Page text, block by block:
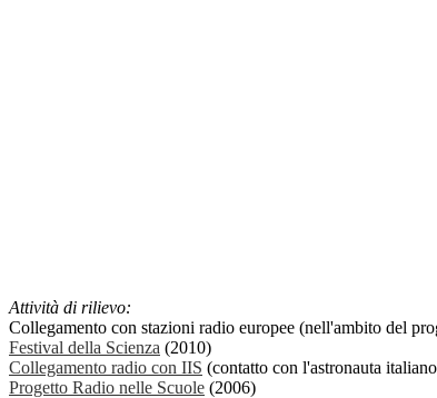
Attività di rilievo:
Collegamento con stazioni radio europee (nell'ambito del
Festival della Scienza (2010)
Collegamento radio con IIS (contatto con l'astronauta
Progetto Radio nelle Scuole (2006)